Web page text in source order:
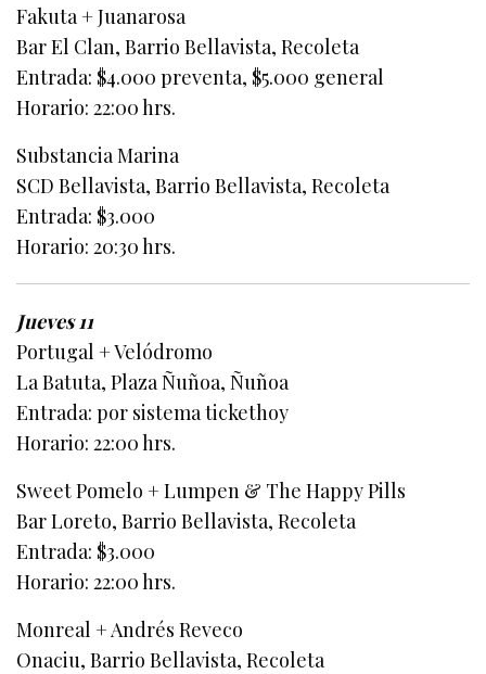
Fakuta + Juanarosa
Bar El Clan, Barrio Bellavista, Recoleta
Entrada: $4.000 preventa, $5.000 general
Horario: 22:00 hrs.
Substancia Marina
SCD Bellavista, Barrio Bellavista, Recoleta
Entrada: $3.000
Horario: 20:30 hrs.
Jueves 11
Portugal + Velódromo
La Batuta, Plaza Ñuñoa, Ñuñoa
Entrada: por sistema tickethoy
Horario: 22:00 hrs.
Sweet Pomelo + Lumpen & The Happy Pills
Bar Loreto, Barrio Bellavista, Recoleta
Entrada: $3.000
Horario: 22:00 hrs.
Monreal + Andrés Reveco
Onaciu, Barrio Bellavista, Recoleta